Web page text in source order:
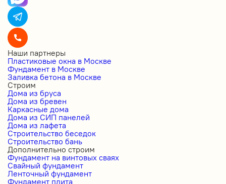
Наши партнеры
Пластиковые окна в Москве
Фундамент в Москве
Заливка бетона в Москве
Строим
Дома из бруса
Дома из бревен
Каркасные дома
Дома из СИП панелей
Дома из лафета
Строительство беседок
Строительство бань
Дополнительно строим
Фундамент на винтовых сваях
Свайный фундамент
Ленточный фундамент
Фундамент плита